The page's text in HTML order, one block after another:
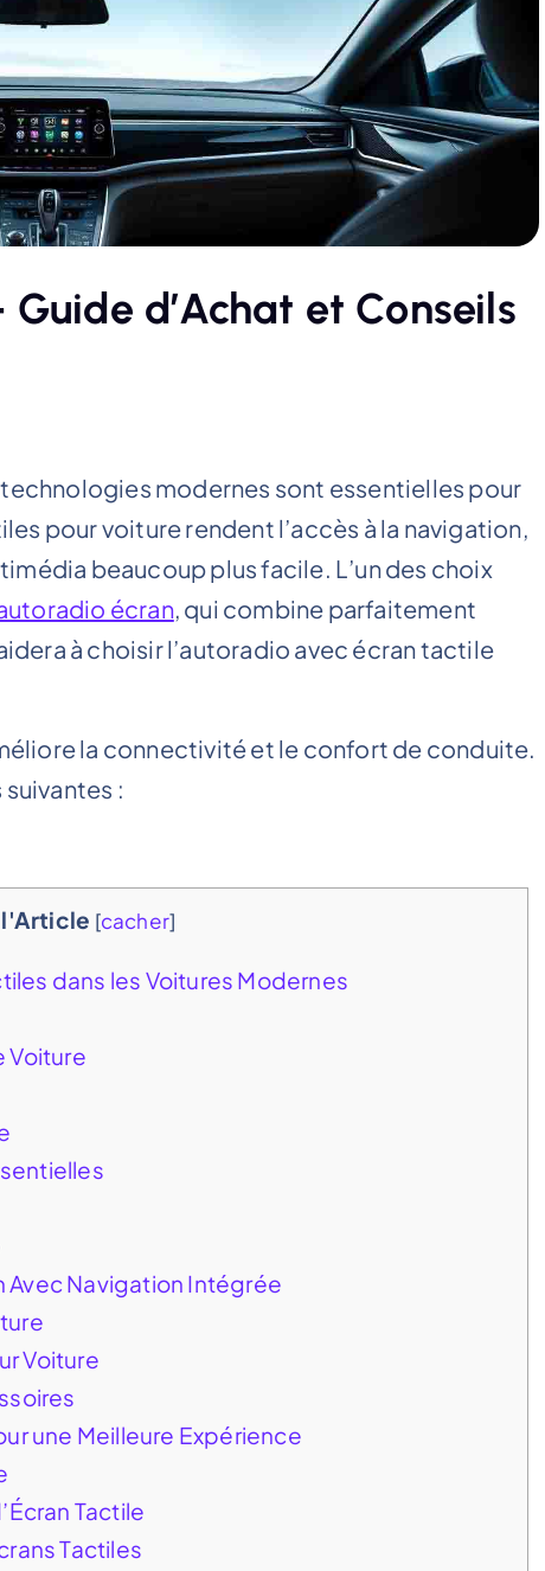
d’Achat et Conseils
modernes sont essentielles pour
pour voiture rendent l’accès à la navigation,
beaucoup plus facile. L’un des choix
écran, qui combine parfaitement
à choisir l’autoradio avec écran tactile
la connectivité et le confort de conduite.
:
l'Article [cacher]
dans les Voitures Modernes
Voiture
Avec Navigation Intégrée
Voiture
une Meilleure Expérience
Tactile
Tactiles